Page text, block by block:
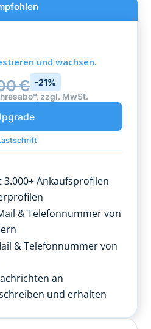
und wachsen.
€ -21%
zzgl. MwSt.
3.000+ Ankaufsprofilen
& Telefonnummer von
& Telefonnummer von
an
und erhalten